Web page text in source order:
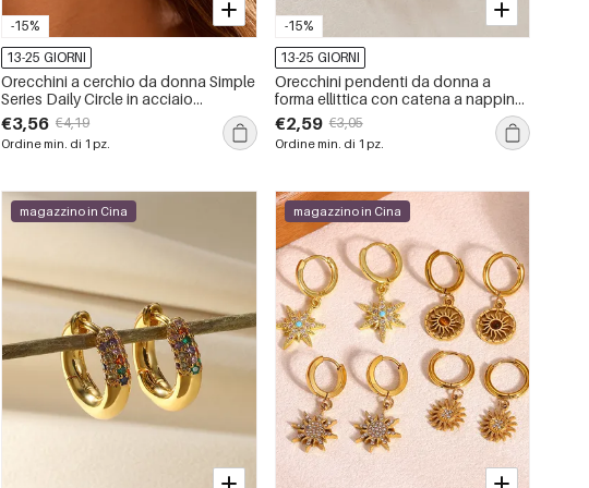
-15%
13-25 GIORNI
Orecchini a cerchio da donna Simple
Series Daily Circle in acciaio
inossidabile impermeabile color oro
€3,56 €4,19
Ordine min. di 1 pz.
-15%
13-25 GIORNI
Orecchini pendenti da donna a
forma ellittica con catena a nappine,
in acciaio inossidabile, impermeabili,
della serie Romantic Series Vacation.
€2,59 €3,05
Ordine min. di 1 pz.
magazzino in Cina magazzino in Cina